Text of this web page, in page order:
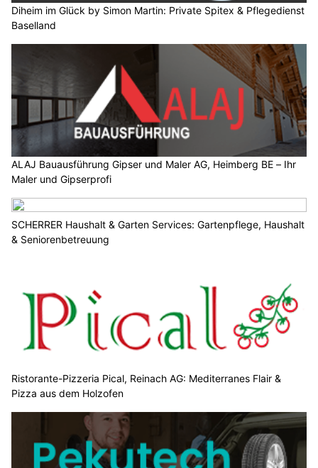
Diheim im Glück by Simon Martin: Private Spitex & Pflegedienst
Baselland
ALAJ Bauausführung Gipser und Maler AG, Heimberg BE – Ihr
Maler und Gipserprofi
SCHERRER Haushalt & Garten Services: Gartenpflege, Haushalt
& Seniorenbetreuung
Ristorante-Pizzeria Pical, Reinach AG: Mediterranes Flair &
Pizza aus dem Holzofen